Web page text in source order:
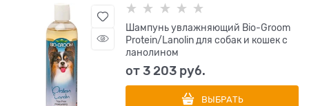
Шампунь увлажняющий Bio-Groom
Protein/Lanolin для собак и кошек с
ланолином
от3 203 руб.
ВЫБРАТЬ